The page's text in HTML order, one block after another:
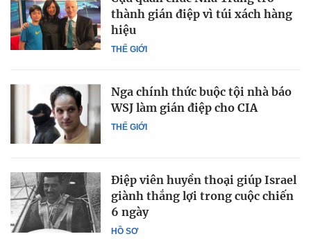
THẾ GIỚI
thành gián điệp vì túi xách hàng
hiệu
THẾ GIỚI
Nga chính thức buộc tội nhà báo
WSJ làm gián điệp cho CIA
HỒ SƠ
Điệp viên huyền thoại giúp Israel
giành thắng lợi trong cuộc chiến
6 ngày